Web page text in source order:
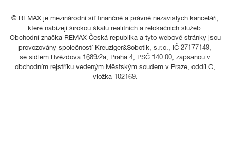
© REMAX je mezinárodní síť finančně a právně nezávislých kanceláří,
které nabízejí širokou škálu realitních a relokačních služeb.
Obchodní značka REMAX Česká republika a tyto webové stránky jsou
provozovány společností Kreuziger&Sobotik, s.r.o., IČ 27177149,
se sídlem Hvězdova 1689/2a, Praha 4, PSČ 140 00, zapsanou v
obchodním rejstříku vedeným Městským soudem v Praze, oddíl C,
vložka 102169.